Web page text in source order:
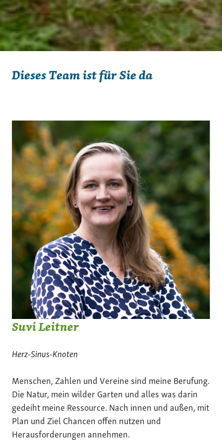
Dieses Team ist für Sie da
Suvi Leitner
Herz-Sinus-Knoten
Menschen, Zahlen und Vereine sind meine Berufung.
Die Natur, mein wilder Garten und alles was darin
gedeiht meine Ressource. Nach innen und außen, mit
Plan und Ziel Chancen offen nutzen und
Herausforderungen annehmen.